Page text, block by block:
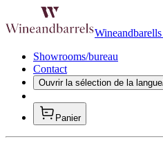
Showrooms/bureau
Contact
Ouvrir la sélection de la langue
Panier